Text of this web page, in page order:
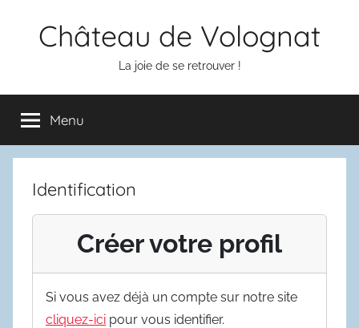
Château de Volognat
La joie de se retrouver !
Menu
Identification
Créer votre profil
Si vous avez déjà un compte sur notre site
cliquez-ici pour vous identifier.